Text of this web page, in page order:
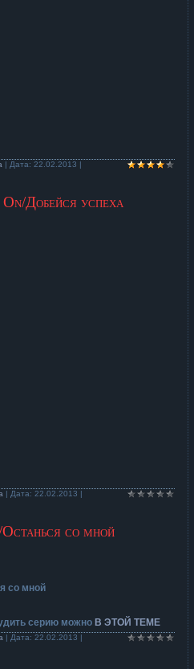
| Дата: 22.02.2013 |
Добейся успеха
| Дата: 22.02.2013 |
со мной
со мной
серию можно В ЭТОЙ ТЕМЕ
| Дата: 22.02.2013 |